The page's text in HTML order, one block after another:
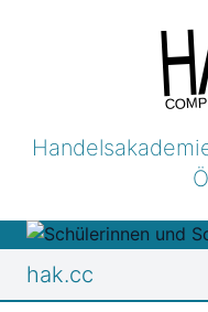
hak.cc